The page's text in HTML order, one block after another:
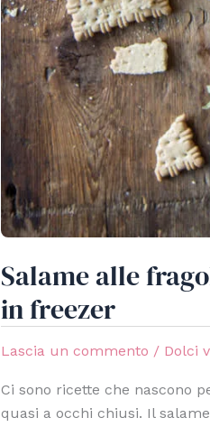
Salame alle
in freezer
Lascia un commento / Dolci
Ci sono ricette che nascono
quasi a occhi chiusi. Il